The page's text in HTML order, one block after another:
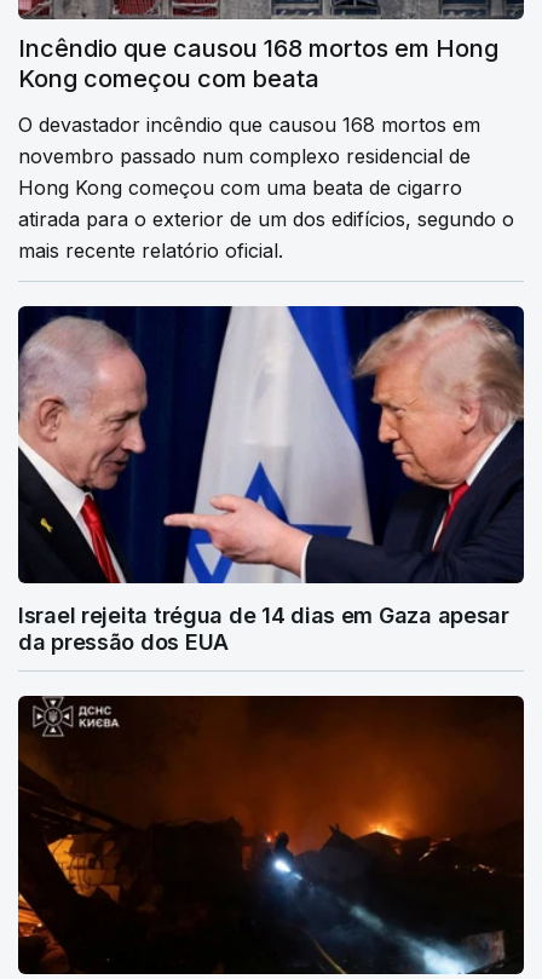
Incêndio que causou 168 mortos em Hong
Kong começou com beata
O devastador incêndio que causou 168 mortos em
novembro passado num complexo residencial de
Hong Kong começou com uma beata de cigarro
atirada para o exterior de um dos edifícios, segundo o
mais recente relatório oficial.
Israel rejeita trégua de 14 dias em Gaza apesar
da pressão dos EUA